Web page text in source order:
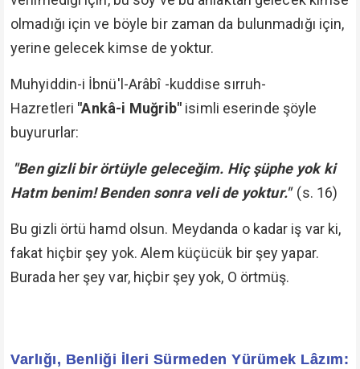
olmadığı için ve böyle bir zaman da bulunmadığı için,
yerine gelecek kimse de yoktur.
Muhyiddin-i İbnü'l-Arâbî -kuddise sırruh-
Hazretleri "Ankâ-i Muğrib" isimli eserinde şöyle
buyururlar:
"Ben gizli bir örtüyle geleceğim. Hiç şüphe yok ki
Hatm benim! Benden sonra veli de yoktur." (s. 16)
Bu gizli örtü hamd olsun. Meydanda o kadar iş var ki,
fakat hiçbir şey yok. Alem küçücük bir şey yapar.
Burada her şey var, hiçbir şey yok, O örtmüş.
Varlığı, Benliği İleri Sürmeden Yürümek Lâzım: